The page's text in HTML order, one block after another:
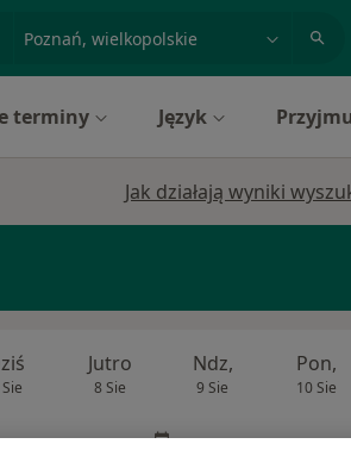
miasto lub dzielnica
terminy Język
Jak działają wyniki
Jutro
8 Sie
Ndz,
9 Sie
Pon,
10 Sie